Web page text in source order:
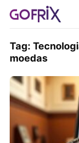
Tag:
moedas